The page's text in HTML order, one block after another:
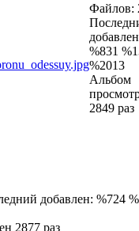
Файлов:
%831
%2013
Альбом
2849 раз
добавлен: %724
2877 раз